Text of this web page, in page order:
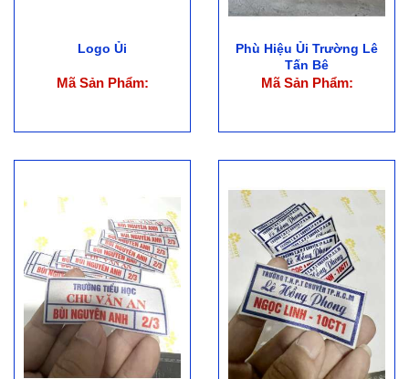
Logo Ủi
Mã Sản Phẩm:
Phù Hiệu Ủi Trường Lê
Tấn Bê
Mã Sản Phẩm: